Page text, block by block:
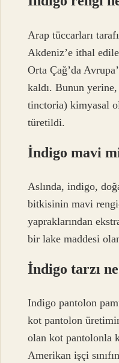
Arap tüccarları
Akdeniz’e ithal
Orta Çağ’da
kaldı. Bunun
tinctoria) kimyasal
türetildi.
İndigo mavi
Aslında, indigo,
bitkisinin mavi
yapraklarından
bir lake maddesi
İndigo tarzı
Indigo pantolon
kot pantolon
olan kot pantolonla
Amerikan işçi